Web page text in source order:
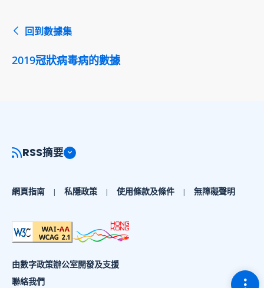
回到數據集
2019冠狀病毒病的數據
切
RSS摘要
網頁指南 私隱政策 使用條款及條件 無障礙聲明
由數字政策辦公室開發及支援
聯絡我們